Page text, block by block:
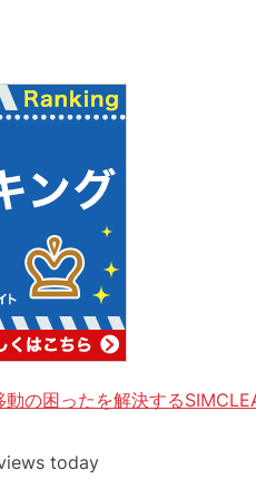
の困ったを解決する
today